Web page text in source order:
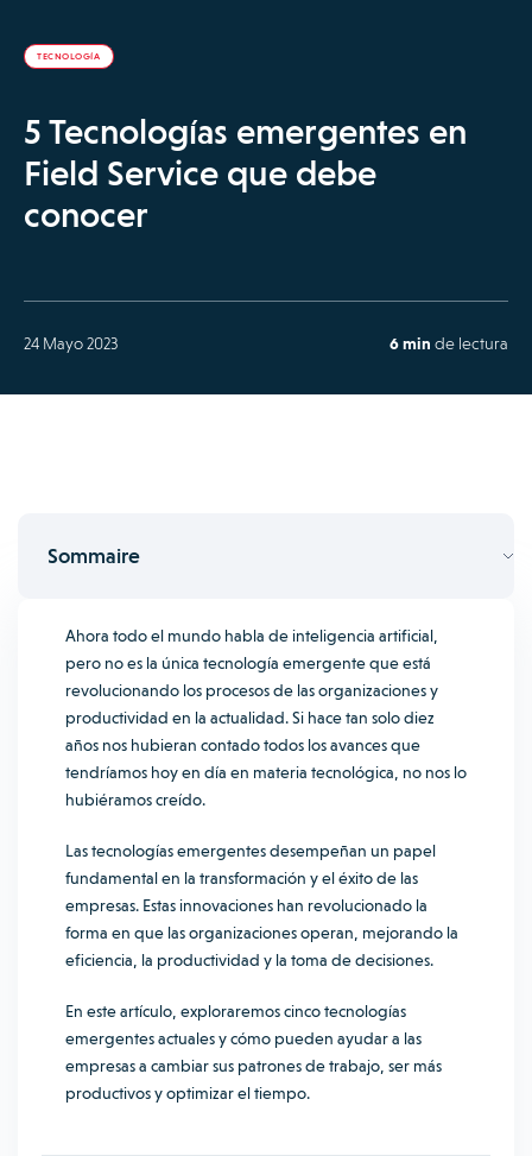
TECNOLOGÍA
5 Tecnologías emergentes en
Field Service que debe
conocer
24 Mayo 2023 6 min de lectura
Sommaire
Ahora todo el mundo habla de inteligencia artificial,
pero no es la única tecnología emergente que está
revolucionando los procesos de las organizaciones y
productividad en la actualidad. Si hace tan solo diez
años nos hubieran contado todos los avances que
tendríamos hoy en día en materia tecnológica, no nos lo
hubiéramos creído.
Las tecnologías emergentes desempeñan un papel
fundamental en la transformación y el éxito de las
empresas. Estas innovaciones han revolucionado la
forma en que las organizaciones operan, mejorando la
eficiencia, la productividad y la toma de decisiones.
En este artículo, exploraremos cinco tecnologías
emergentes actuales y cómo pueden ayudar a las
empresas a cambiar sus patrones de trabajo, ser más
productivos y optimizar el tiempo.